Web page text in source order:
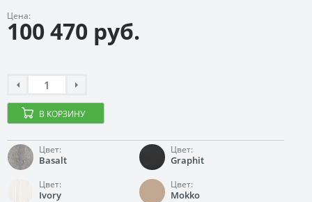
Цена:
100 470 руб.
В КОРЗИНУ
Цвет:
Basalt
Цвет:
Graphit
Цвет:
Ivory
Цвет:
Mokko